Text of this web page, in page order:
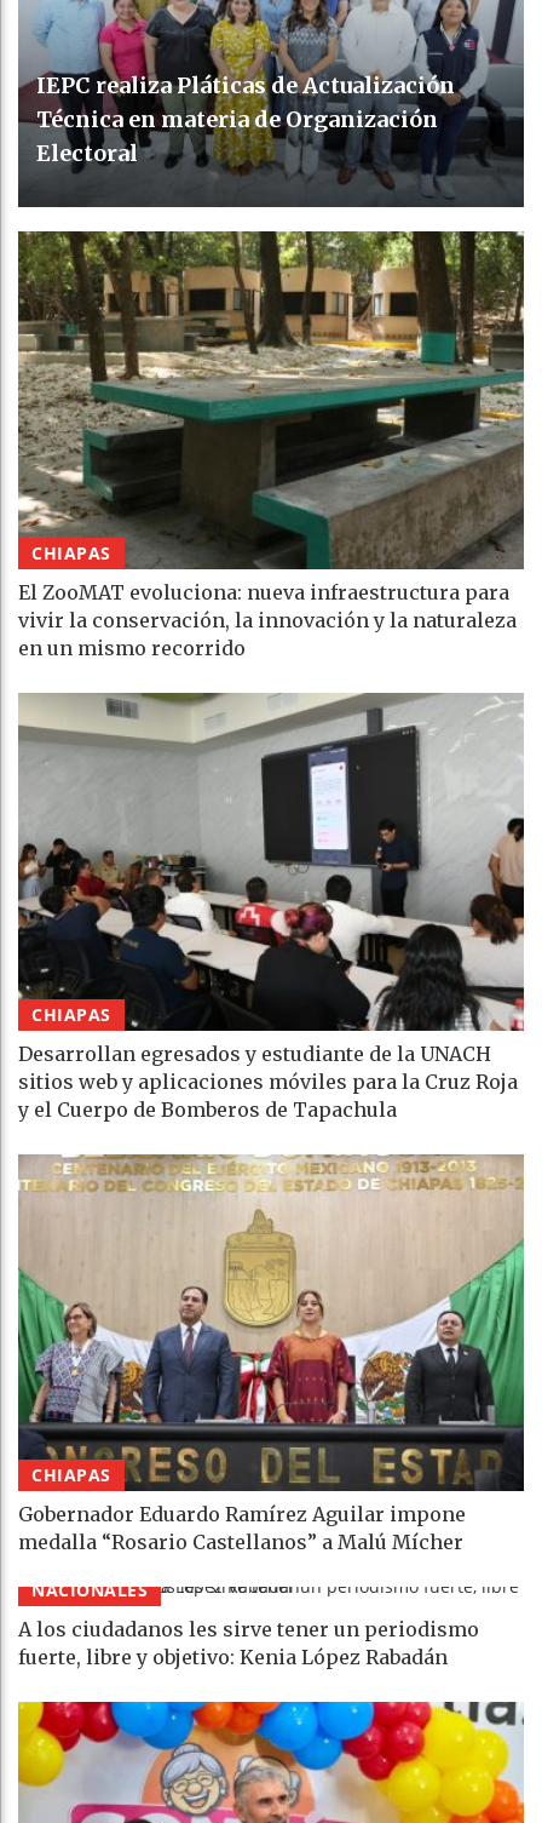
IEPC realiza Pláticas de Actualización
Técnica en materia de Organización
Electoral
CHIAPAS
El ZooMAT evoluciona: nueva infraestructura para
vivir la conservación, la innovación y la naturaleza
en un mismo recorrido
CHIAPAS
Desarrollan egresados y estudiante de la UNACH
sitios web y aplicaciones móviles para la Cruz Roja
y el Cuerpo de Bomberos de Tapachula
CHIAPAS
Gobernador Eduardo Ramírez Aguilar impone
medalla “Rosario Castellanos” a Malú Mícher
NACIONALES
A los ciudadanos les sirve tener un periodismo
fuerte, libre y objetivo: Kenia López Rabadán